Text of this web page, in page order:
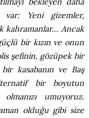
Yeni gizemler,
kahramanlar… Ancak
bir kızın ve onun
şefinin, gözüpek bir
kasabanın ve Baş
bir boyutun
umuyoruz.
olduğu gibi size